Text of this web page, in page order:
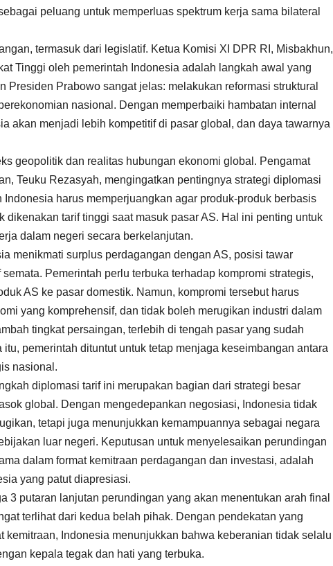
peluang untuk memperluas spektrum kerja sama bilateral
termasuk dari legislatif. Ketua Komisi XI DPR RI, Misbakhun,
Tinggi oleh pemerintah Indonesia adalah langkah awal yang
Prabowo sangat jelas: melakukan reformasi struktural
nasional. Dengan memperbaiki hambatan internal
akan menjadi lebih kompetitif di pasar global, dan daya tawarnya
geopolitik dan realitas hubungan ekonomi global. Pengamat
Teuku Rezasyah, mengingatkan pentingnya strategi diplomasi
harus memperjuangkan agar produk-produk berbasis
tarif tinggi saat masuk pasar AS. Hal ini penting untuk
dalam negeri secara berkelanjutan.
menikmati surplus perdagangan dengan AS, posisi tawar
Pemerintah perlu terbuka terhadap kompromi strategis,
AS ke pasar domestik. Namun, kompromi tersebut harus
yang komprehensif, dan tidak boleh merugikan industri dalam
tingkat persaingan, terlebih di tengah pasar yang sudah
pemerintah dituntut untuk tetap menjaga keseimbangan antara
nasional.
diplomasi tarif ini merupakan bagian dari strategi besar
global. Dengan mengedepankan negosiasi, Indonesia tidak
tetapi juga menunjukkan kemampuannya sebagai negara
luar negeri. Keputusan untuk menyelesaikan perundingan
dalam format kemitraan perdagangan dan investasi, adalah
yang patut diapresiasi.
3 putaran lanjutan perundingan yang akan menentukan arah final
terlihat dari kedua belah pihak. Dengan pendekatan yang
kemitraan, Indonesia menunjukkan bahwa keberanian tidak selalu
kepala tegak dan hati yang terbuka.